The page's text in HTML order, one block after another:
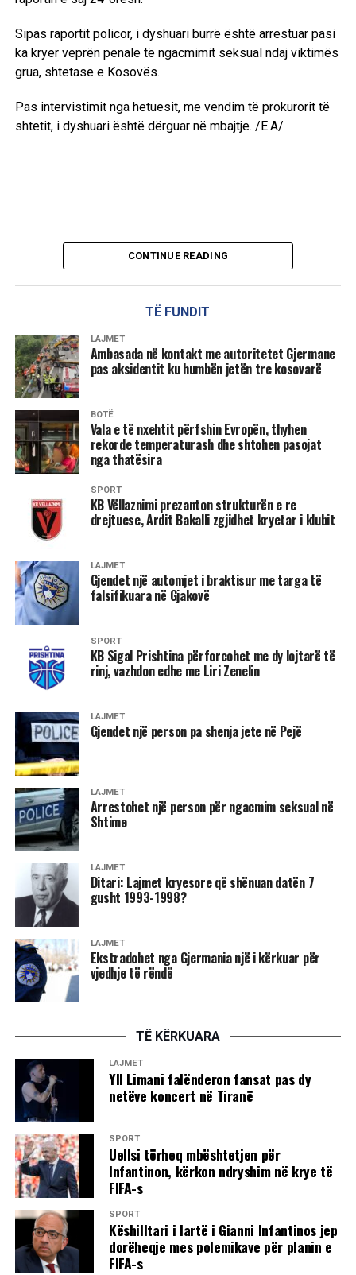
Sipas raportit policor, i dyshuari burrë është arrestuar pasi
ka kryer veprën penale të ngacmimit seksual ndaj viktimës
grua, shtetase e Kosovës.
Pas intervistimit nga hetuesit, me vendim të prokurorit të
shtetit, i dyshuari është dërguar në mbajtje. /E.A/
CONTINUE READING
TË FUNDIT
LAJMET
Ambasada në kontakt me autoritetet Gjermane
pas aksidentit ku humbën jetën tre kosovarë
BOTË
Vala e të nxehtit përfshin Evropën, thyhen
rekorde temperaturash dhe shtohen pasojat
nga thatësira
SPORT
KB Vëllaznimi prezanton strukturën e re
drejtuese, Ardit Bakalli zgjidhet kryetar i klubit
LAJMET
Gjendet një automjet i braktisur me targa të
falsifikuara në Gjakovë
SPORT
KB Sigal Prishtina përforcohet me dy lojtarë të
rinj, vazhdon edhe me Liri Zenelin
LAJMET
Gjendet një person pa shenja jete në Pejë
LAJMET
Arrestohet një person për ngacmim seksual në
Shtime
LAJMET
Ditari: Lajmet kryesore që shënuan datën 7
gusht 1993-1998?
LAJMET
Ekstradohet nga Gjermania një i kërkuar për
vjedhje të rëndë
TË KËRKUARA
LAJMET
Yll Limani falënderon fansat pas dy
netëve koncert në Tiranë
SPORT
Uellsi tërheq mbështetjen për
Infantinon, kërkon ndryshim në krye të
FIFA-s
SPORT
Këshilltari i lartë i Gianni Infantinos jep
dorëheqje mes polemikave për planin e
FIFA-s